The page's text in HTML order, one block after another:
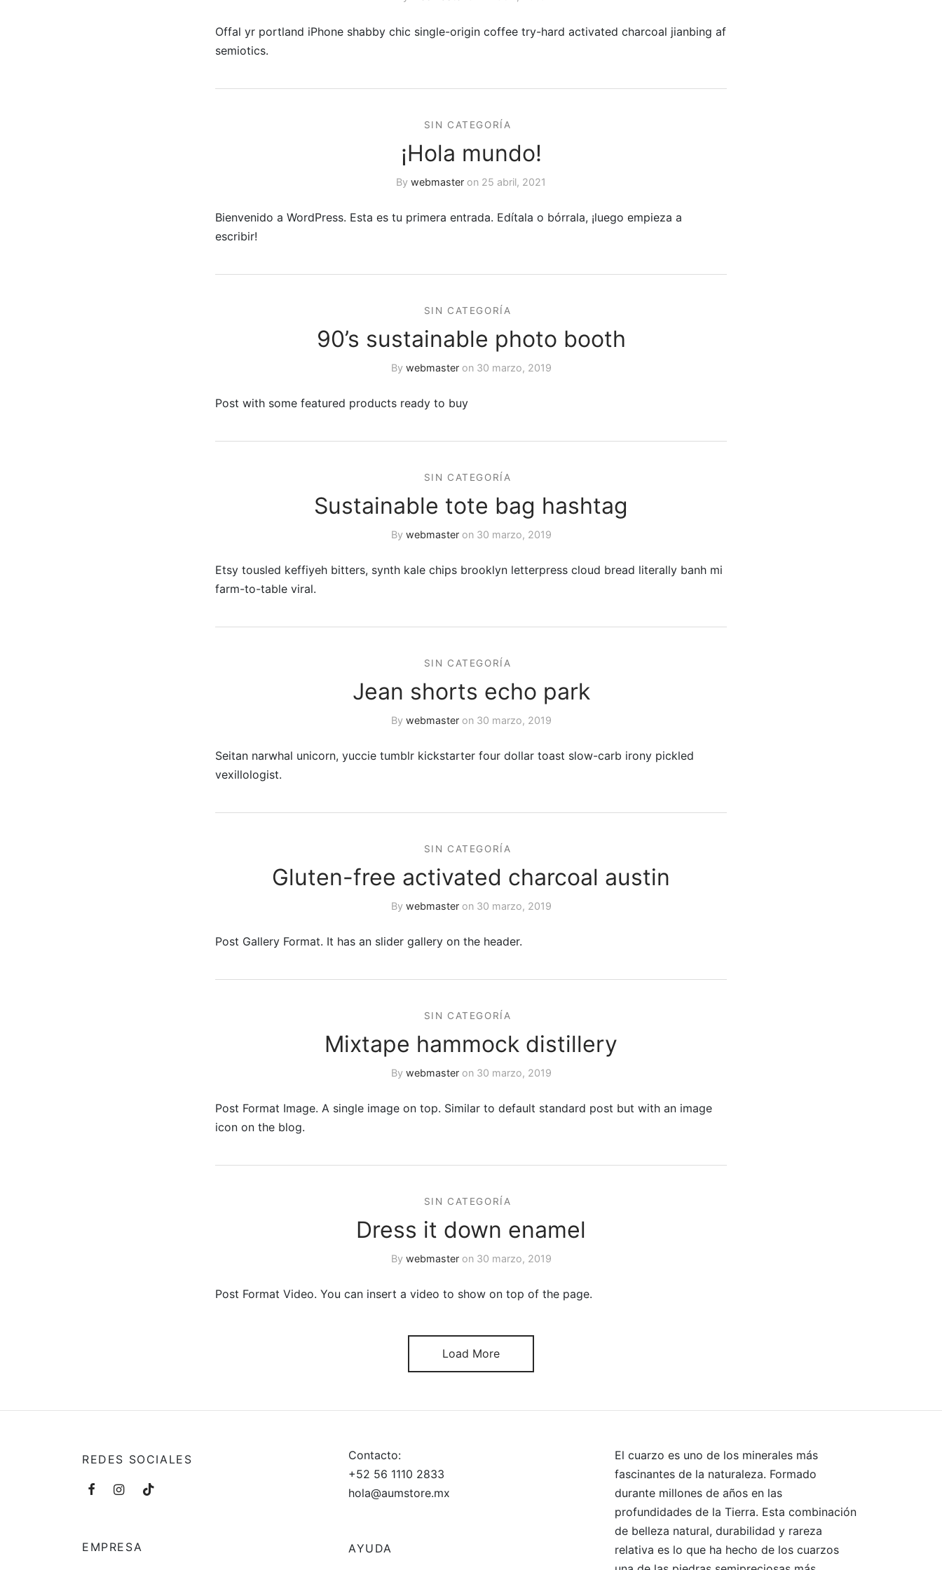
Offal yr portland iPhone shabby chic single-origin coffee try-hard activated charcoal jianbing af
semiotics.
SIN CATEGORÍA
¡Hola mundo!
By webmaster on 25 abril, 2021
Bienvenido a WordPress. Esta es tu primera entrada. Edítala o bórrala, ¡luego empieza a
escribir!
SIN CATEGORÍA
90’s sustainable photo booth
By webmasteron 30 marzo, 2019
Post with some featured products ready to buy
SIN CATEGORÍA
Sustainable tote bag hashtag
By webmasteron 30 marzo, 2019
Etsy tousled keffiyeh bitters, synth kale chips brooklyn letterpress cloud bread literally banh mi
farm-to-table viral.
SIN CATEGORÍA
Jean shorts echo park
By webmasteron 30 marzo, 2019
Seitan narwhal unicorn, yuccie tumblr kickstarter four dollar toast slow-carb irony pickled
vexillologist.
SIN CATEGORÍA
Gluten-free activated charcoal austin
By webmasteron 30 marzo, 2019
Post Gallery Format. It has an slider gallery on the header.
SIN CATEGORÍA
Mixtape hammock distillery
By webmasteron 30 marzo, 2019
Post Format Image. A single image on top. Similar to default standard post but with an image
icon on the blog.
SIN CATEGORÍA
Dress it down enamel
By webmasteron 30 marzo, 2019
Post Format Video. You can insert a video to show on top of the page.
Load More
REDES SOCIALES
EMPRESA
Contacto:
+52 56 1110 2833
hola@aumstore.mx
AYUDA
El cuarzo es uno de los minerales más
fascinantes de la naturaleza. Formado
durante millones de años en las
profundidades de la Tierra. Esta combinación
de belleza natural, durabilidad y rareza
relativa es lo que ha hecho de los cuarzos